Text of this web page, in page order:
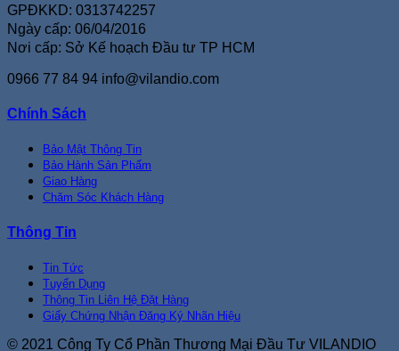
GPĐKKD: 0313742257
Ngày cấp: 06/04/2016
Nơi cấp: Sở Kế hoạch Đầu tư TP HCM
0966 77 84 94 info@vilandio.com
Chính Sách
Bảo Mật Thông Tin
Bảo Hành Sản Phẩm
Giao Hàng
Chăm Sóc Khách Hàng
Thông Tin
Tin Tức
Tuyển Dụng
Thông Tin Liên Hệ Đặt Hàng
Giấy Chứng Nhận Đăng Ký Nhãn Hiệu
© 2021 Công Ty Cổ Phần Thương Mại Đầu Tư VILANDIO